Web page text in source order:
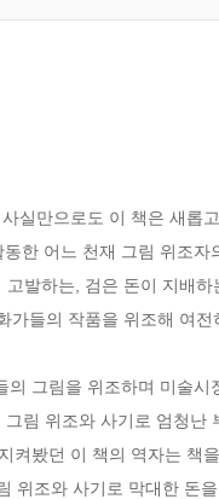
실만으로도 이 책은 새롭
한 어느 천재 그림 위조자
발하는, 검은 돈이 지배하
들의 작품을 위조해 여
의 그림을 위조하며 미술
림 위조와 사기로 엄청난
켜봤던 이 책의 역자는 책
위조와 사기로 막대한 돈